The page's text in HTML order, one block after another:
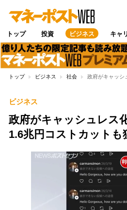
トップ 投資 ビジネス キャ
トップ ビジネス 社会 政府がキャッ
ビジネス
政府がキャッシュレス
1.6兆円コストカットも